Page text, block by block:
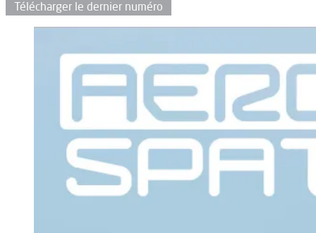
Télécharger le dernier numéro